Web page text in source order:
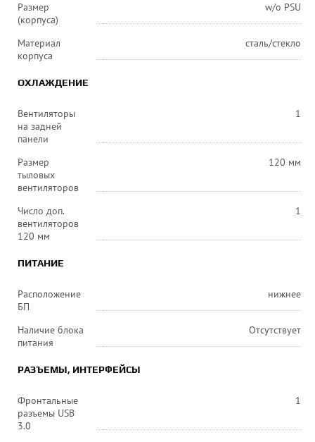
Размер
(корпуса)
w/o PSU
Материал
корпуса
сталь/стекло
ОХЛАЖДЕНИЕ
Вентиляторы
на задней
панели
1
Размер
тыловых
вентиляторов
120 мм
Число доп.
вентиляторов
120 мм
1
ПИТАНИЕ
Расположение
БП
нижнее
Наличие блока
питания
Отсутствует
РАЗЪЕМЫ, ИНТЕРФЕЙСЫ
Фронтальные
разъемы USB
3.0
1